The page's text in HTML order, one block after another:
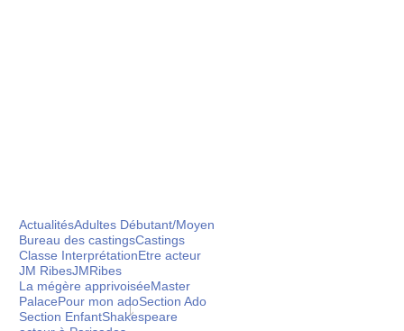
pour sublimer
ActualitésAdultes Débutant/Moyen
Bureau des castingsCastings
Classe InterprétationEtre acteur
JM RibesJMRibes
La mégère apprivoiséeMaster
PalacePour mon adoSection Ado
Section EnfantShakespeare